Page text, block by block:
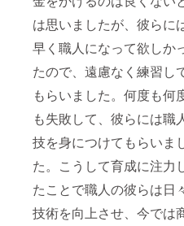
は思いましたが、彼らに
早く職人になって欲しか
たので、遠慮なく練習し
もらいました。何度も何
も失敗して、彼らには職
技を身につけてもらいま
た。こうして育成に注力
たことで職人の彼らは日
技術を向上させ、今では